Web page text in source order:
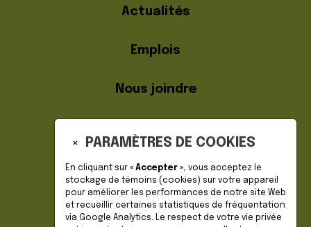
Actualités
Emplois
Nous joindre
DEVENIR MEMBRE
× PARAMÈTRES DE COOKIES
En cliquant sur « Accepter », vous acceptez le
stockage de témoins (cookies) sur votre appareil
pour améliorer les performances de notre site Web
et recueillir certaines statistiques de fréquentation
via Google Analytics. Le respect de votre vie privée